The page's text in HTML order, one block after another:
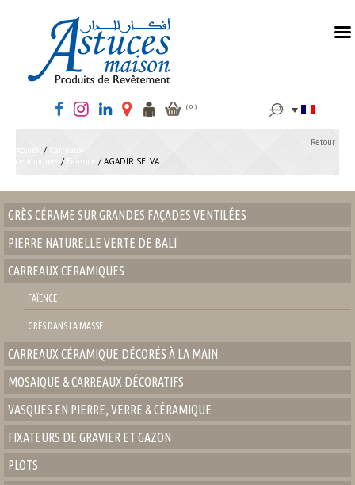
( 0 ) Rechercher :
/
/ Faïence / AGADIR SELVA
Retour
GRÈS CÉRAME SUR GRANDES FAÇADES VENTILÉES
PIERRE NATURELLE VERTE DE BALI
CARREAUX CERAMIQUES
FAÏENCE
GRÈS DANS LA MASSE
CARREAUX CÉRAMIQUE DÉCORÉS À LA MAIN
MOSAIQUE & CARREAUX DÉCORATIFS
VASQUES EN PIERRE, VERRE & CÉRAMIQUE
FIXATEURS DE GRAVIER ET GAZON
PLOTS